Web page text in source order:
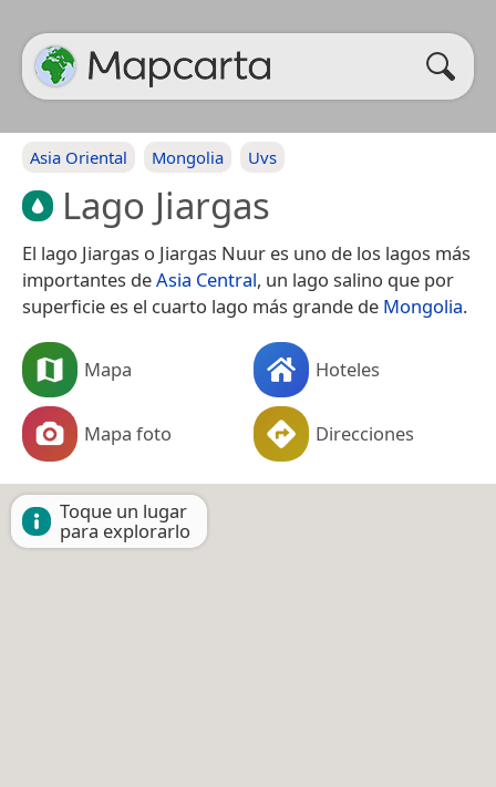
Asia Oriental Mongolia Uvs
Lago Jiargas
El lago Jiargas o Jiargas Nuur es uno de los lagos más
importantes deAsia Central, un lago salino que por
superficie es el cuarto lago más grande de Mongolia.
Mapa Hoteles
Mapa foto Direcciones
Toque un lugar
para explorarlo